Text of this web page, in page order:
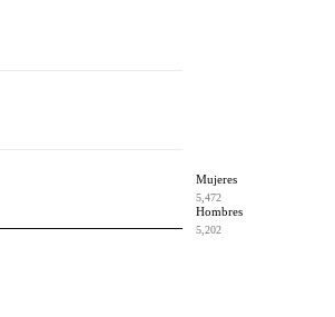
Mujeres
5,472
Hombres
5,202